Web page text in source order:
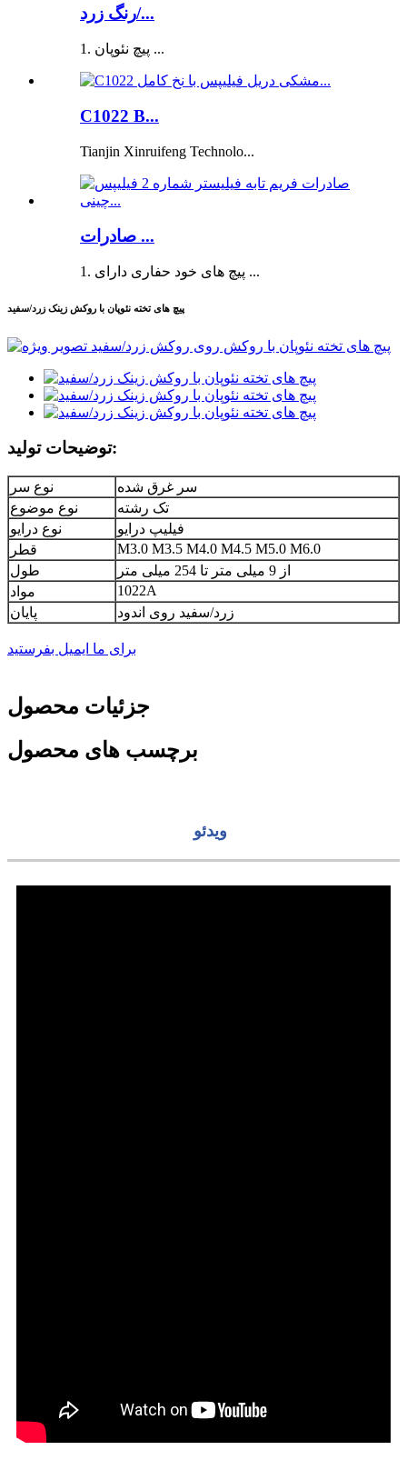
رنگ زرد/...
1. پیچ نئوپان ...
C1022 B...
Tianjin Xinruifeng Technolo...
صادرات ...
1. پیچ های خود حفاری دارای ...
پیچ های تخته نئوپان با روکش زینک زرد/سفید
توضیحات تولید:
نوع سر
سر غرق شده
نوع موضوع
تک رشته
نوع درایو
فیلیپ درایو
قطر
M3.0 M3.5 M4.0 M4.5 M5.0 M6.0
طول
از 9 میلی متر تا 254 میلی متر
مواد
1022A
پایان
زرد/سفید روی اندود
برای ما ایمیل بفرستید
جزئیات محصول
برچسب های محصول
ویدئو